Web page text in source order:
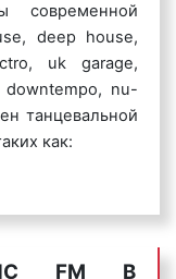
20 сек.,
либо о
услугах.
относятся к
современной
deep house,
uk garage,
downtempo, nu-
танцевальной
как:
FM В